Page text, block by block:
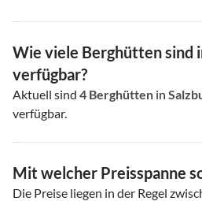
Wie viele Berghütten sind
verfügbar?
Aktuell sind 4 Berghütten in
verfügbar.
Mit welcher Preisspanne
Die Preise liegen in der Regel